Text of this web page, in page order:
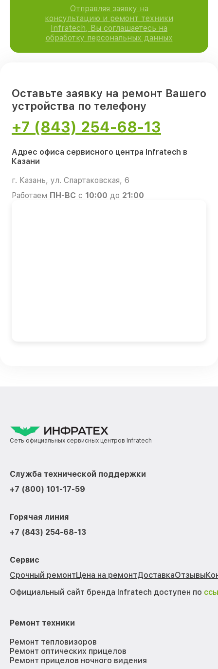
Отправляя заявку на
консультацию и ремонт техники
Infratech, Вы соглашаетесь на
обработку персональных данных
Оставьте заявку на ремонт Вашего
устройства по телефону
+7 (843) 254-68-13
Адрес офиса сервисного центра Infratech в
Казани
г. Казань, ул. Спартаковская, 6
Работаем ПН-ВС с 10:00 до 21:00
Сеть официальных сервисных центров Infratech
Служба технической поддержки
+7 (800) 101-17-59
Горячая линия
+7 (843) 254-68-13
Сервис
Срочный ремонтЦена на ремонтДоставкаОтзывы
Официальный сайт бренда Infratech доступен по
Ремонт техники
Ремонт тепловизоров
Ремонт оптических прицелов
Ремонт прицелов ночного видения